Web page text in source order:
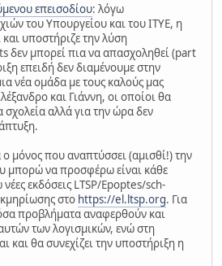
επεισοδίου: λόγω
του Υπουργείου και του ΙΤΥΕ, η
υποστήριζε την λύση
δεν μπορεί πια να απασχοληθεί (part
επειδή δεν διαμένουμε στην
νέα ομάδα με τους καλούς μας
και Γιάννη, οι οποίοι θα
αλλά για την ώρα δεν
μόνος που αναπτύσσει (αμισθί!) την
μπορώ να προσφέρω είναι κάθε
εκδόσεις LTSP/Epoptes/sch-
στο https://el.ltsp.org. Για
προβλήματα αναφερθούν και
των λογισμικών, ενώ στη
και θα συνεχίζει την υποστήριξη η